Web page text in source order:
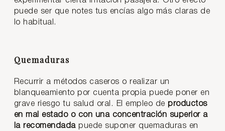
puede ser que notes tus encías algo más claras de
lo habitual.
Quemaduras
Recurrir a métodos caseros o realizar un
blanqueamiento por cuenta propia puede poner en
grave riesgo tu salud oral. El empleo de productos
en mal estado o con una concentración superior a
la recomendadapuede suponer quemaduras en